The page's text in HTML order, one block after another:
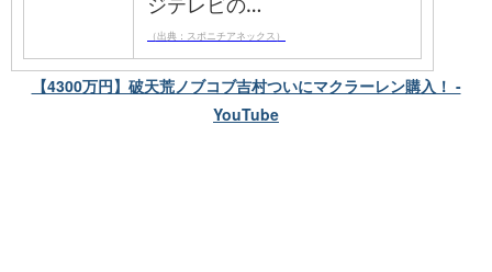
（出典：スポニチアネックス）
【4300万円】破天荒ノブコブ吉村ついにマクラーレン購入！ -
YouTube